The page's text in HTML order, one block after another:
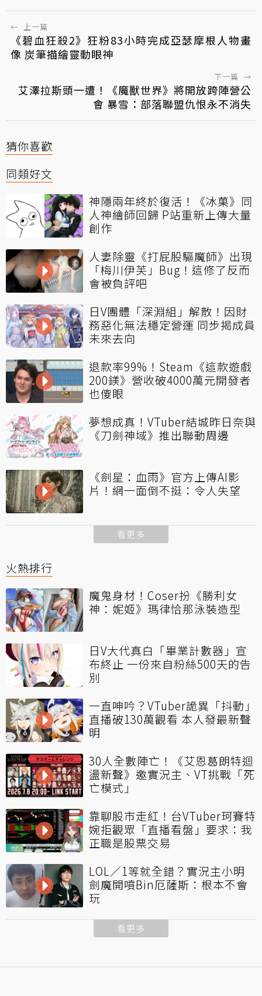
← 上一篇
《碧血狂殺2》狂粉83小時完成亞瑟摩根人物畫
像 炭筆描繪靈動眼神
下一篇 →
艾澤拉斯頭一遭！《魔獸世界》將開放跨陣營公
會 暴雪：部落聯盟仇恨永不消失
猜你喜歡
同類好文
神隱兩年終於復活！《冰菓》同
人神繪師回歸 P站重新上傳大量
創作
人妻除靈《打屁股驅魔師》出現
「梅川伊芙」Bug！這修了反而
會被負評吧
日V團體「深淵組」解散！因財
務惡化無法穩定營運 同步揭成員
未來去向
退款率99%！Steam《這款遊戲
200鎂》營收破4000萬元開發者
也傻眼
夢想成真！VTuber結城昨日奈與
《刀劍神域》推出聯動周邊
《劍星：血雨》官方上傳AI影
片！網一面倒不挺：令人失望
看更多
火熱排行
魔鬼身材！Coser扮《勝利女
神：妮姬》瑪律恰那泳裝造型
日V大代真白「畢業計數器」宣
布終止 一份來自粉絲500天的告
別
一直呻吟？VTuber詭異「抖動」
直播破130萬觀看 本人發最新聲
明
30人全數陣亡！《艾恩葛朗特迴
盪新聲》邀實況主、VT挑戰「死
亡模式」
靠聊股市走紅！台VTuber珂賽特
婉拒觀眾「直播看盤」要求：我
正職是股票交易
LOL／1等就全錯？實況主小明
劍魔開噴Bin厄薩斯：根本不會
玩
看更多